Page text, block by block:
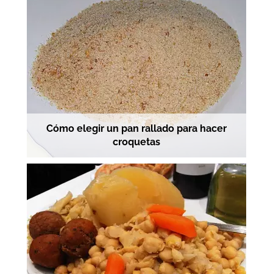
Cómo elegir un pan rallado para hacer
croquetas